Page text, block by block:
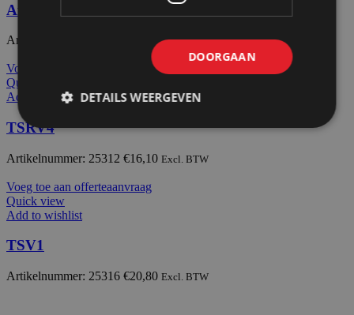
Afdekdop alu EEA TO35
Artikelnummer: 24440 Excl. BTW
Voeg toe aan offerteaanvraag
Quick view
Add to wishlist
TSRV4
Artikelnummer: 25312 €16,10 Excl. BTW
Voeg toe aan offerteaanvraag
Quick view
Add to wishlist
TSV1
Artikelnummer: 25316 €20,80 Excl. BTW
DOORGAAN
DETAILS WEERGEVEN